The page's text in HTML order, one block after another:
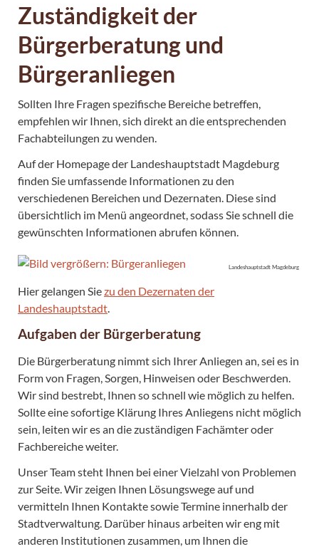
Zuständigkeit der
Bürgerberatung und
Bürgeranliegen
Sollten Ihre Fragen spezifische Bereiche betreffen,
empfehlen wir Ihnen, sich direkt an die entsprechenden
Fachabteilungen zu wenden.
Auf der Homepage der Landeshauptstadt Magdeburg
finden Sie umfassende Informationen zu den
verschiedenen Bereichen und Dezernaten. Diese sind
übersichtlich im Menü angeordnet, sodass Sie schnell die
gewünschten Informationen abrufen können.
Landeshauptstadt Magdeburg
Hier gelangen Siezu den Dezernaten der
Landeshauptstadt
Aufgaben der Bürgerberatung
Die Bürgerberatung nimmt sich Ihrer Anliegen an, sei es in
Form von Fragen, Sorgen, Hinweisen oder Beschwerden.
Wir sind bestrebt, Ihnen so schnell wie möglich zu helfen.
Sollte eine sofortige Klärung Ihres Anliegens nicht möglich
sein, leiten wir es an die zuständigen Fachämter oder
Fachbereiche weiter.
Unser Team steht Ihnen bei einer Vielzahl von Problemen
zur Seite. Wir zeigen Ihnen Lösungswege auf und
vermitteln Ihnen Kontakte sowie Termine innerhalb der
Stadtverwaltung. Darüber hinaus arbeiten wir eng mit
anderen Institutionen zusammen, um Ihnen die